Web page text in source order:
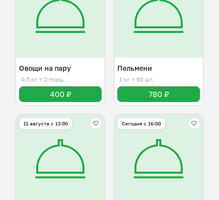
Овощи на пару
0,5 кг ≈ 2 порц.
400 ₽
Пельмени
1 кг ≈ 80 шт.
780 ₽
11 августа с 13:00 Сегодня с 16:00